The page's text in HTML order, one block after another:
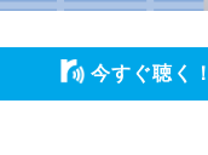
今すぐ聴く！